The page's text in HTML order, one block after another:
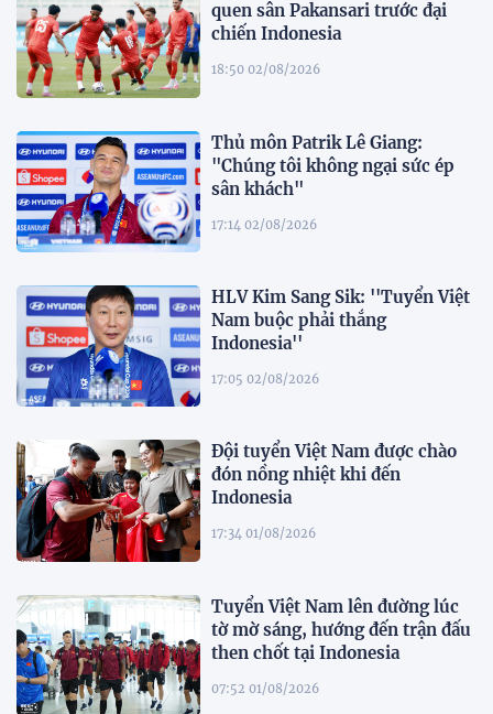
quen sân Pakansari trước đại
chiến Indonesia
18:50 02/08/2026
Thủ môn Patrik Lê Giang:
"Chúng tôi không ngại sức ép
sân khách"
17:14 02/08/2026
HLV Kim Sang Sik: ''Tuyển Việt
Nam buộc phải thắng
Indonesia''
17:05 02/08/2026
Đội tuyển Việt Nam được chào
đón nồng nhiệt khi đến
Indonesia
17:34 01/08/2026
Tuyển Việt Nam lên đường lúc
tờ mờ sáng, hướng đến trận đấu
then chốt tại Indonesia
07:52 01/08/2026